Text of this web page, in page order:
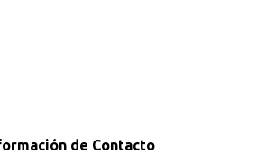
de Contacto